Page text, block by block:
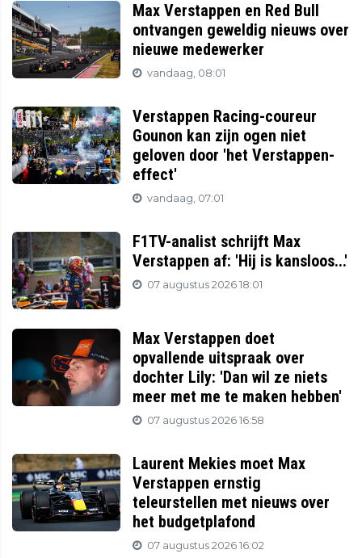
Max Verstappen en Red Bull
ontvangen geweldig nieuws over
nieuwe medewerker
vandaag, 08:01
Verstappen Racing-coureur
Gounon kan zijn ogen niet
geloven door 'het Verstappen-
effect'
vandaag, 07:01
F1TV-analist schrijft Max
Verstappen af: 'Hij is kansloos...'
07 augustus 2026 18:01
Max Verstappen doet
opvallende uitspraak over
dochter Lily: 'Dan wil ze niets
meer met me te maken hebben'
07 augustus 2026 16:58
Laurent Mekies moet Max
Verstappen ernstig
teleurstellen met nieuws over
het budgetplafond
07 augustus 2026 16:02